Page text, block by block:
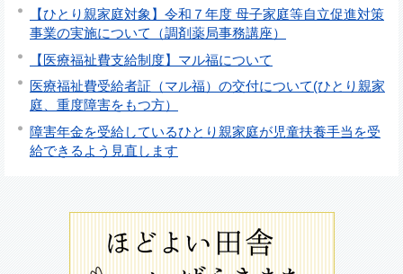
【ひとり親家庭対象】令和７年度 母子家庭等自立促進対策
事業の実施について（調剤薬局事務講座）
【医療福祉費支給制度】マル福について
医療福祉費受給者証（マル福）の交付について(ひとり親家
庭、重度障害をもつ方）
障害年金を受給しているひとり親家庭が児童扶養手当を受
給できるよう見直します